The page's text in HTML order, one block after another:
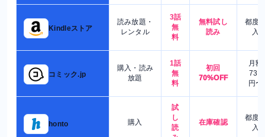
Kindleストア
読み放題・
レンタル
3話
無
料
無料試し
読み
都度
入
コミック.jp
購入・読み
放題
1話
無
料
初回
70%OFF
月額
730
円〜
honto 購入
試
し
読
在庫確認
都度
入